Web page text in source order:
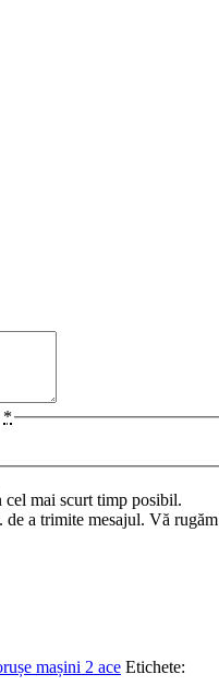
*
cel mai scurt timp posibil.
de a trimite mesajul. Vă
mașini 2 ace Etichete: